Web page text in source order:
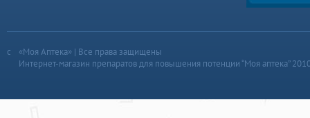
«Моя Аптека» | Все права защищены
Интернет-магазин препаратов для повышения потенции “Моя аптека”